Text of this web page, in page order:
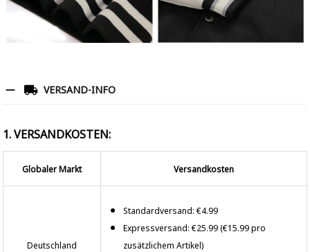
VERSAND-INFO
1. VERSANDKOSTEN:
Globaler Markt Versandkosten
Deutschland
Standardversand: €4.99
Expressversand: €25.99 (€15.99 pro
zusätzlichem Artikel)